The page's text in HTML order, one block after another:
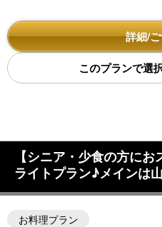
詳細/
このプランで選
【シニア・少食の方に
ライトプラン♪メインは
お料理プラン